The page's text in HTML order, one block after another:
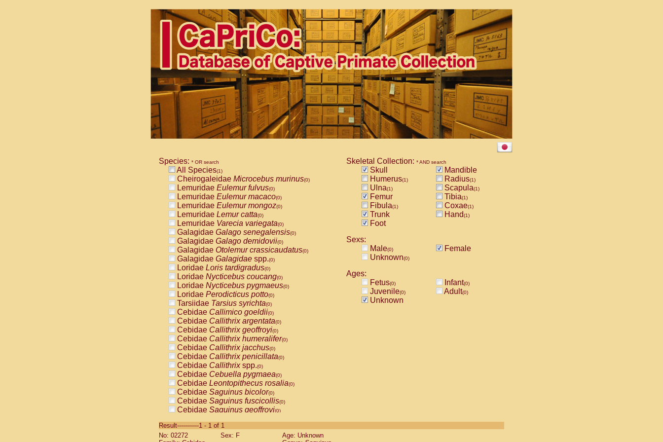
Species: * OR search
All Species(1)
Cheirogaleidae Microcebus murinus(0)
Lemuridae Eulemur fulvus(0)
Lemuridae Eulemur macaco(0)
Lemuridae Eulemur mongoz(0)
Lemuridae Lemur catta(0)
Lemuridae Varecia variegata(0)
Galagidae Galago senegalensis(0)
Galagidae Galago demidovii(0)
Galagidae Otolemur crassicaudatus(0)
Galagidae Galagidae spp.(0)
Loridae Loris tardigradus(0)
Loridae Nycticebus coucang(0)
Loridae Nycticebus pygmaeus(0)
Loridae Perodicticus potto(0)
Tarsiidae Tarsius syrichta(0)
Cebidae Callimico goeldii(0)
Cebidae Callithrix argentata(0)
Cebidae Callithrix geoffroyi(0)
Cebidae Callithrix humeralifer(0)
Cebidae Callithrix jacchus(0)
Cebidae Callithrix penicillata(0)
Cebidae Callithrixspp.(0)
Cebidae Cebuella pygmaea(0)
Cebidae Leontopithecus rosalia(0)
Cebidae Saguinus bicolor(0)
Cebidae Saguinus fuscicollis(0)
Cebidae Saguinus geoffroyi(0)
CebidaeSaguinus labiatus(0)
Cebidae Saguinus leucopus (0)
Skeletal Collection: * AND search
Skull
Mandible
Humerus(1) Radius(1)
Ulna(1) Scapula(1)
Femur Tibia(1)
Fibula(1) Coxae(1)
Trunk Hand(1)
Foot
Sexs:
Male(0)
Female
Unknown(0)
Ages:
Fetus(0) Infant(0)
Juvenile(0) Adult(0)
Unknown
Result-----------1 - 1 of 1
No: 02272
Sex: F
Age: Unknown